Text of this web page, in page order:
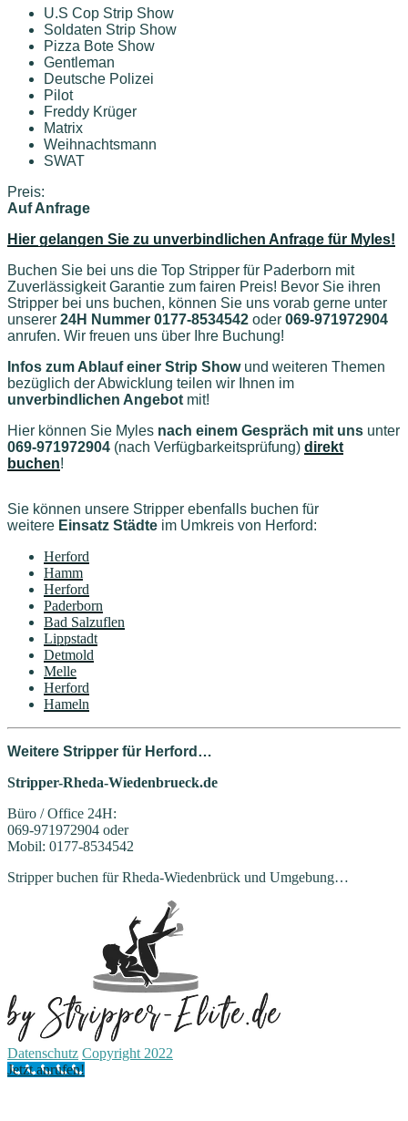
U.S Cop Strip Show
Soldaten Strip Show
Pizza Bote Show
Gentleman
Deutsche Polizei
Pilot
Freddy Krüger
Matrix
Weihnachtsmann
SWAT
Preis:
Auf Anfrage
Hier gelangen Sie zu unverbindlichen Anfrage für Myles!
Buchen Sie bei uns die Top Stripper für Paderborn mit
Zuverlässigkeit Garantie zum fairen Preis! Bevor Sie ihren
Stripper bei uns buchen, können Sie uns vorab gerne unter
unserer 24H Nummer 0177-8534542 oder 069-971972904
anrufen. Wir freuen uns über Ihre Buchung!
Infos zum Ablauf einer Strip Showund weiteren Themen
bezüglich der Abwicklung teilen wir Ihnen im
unverbindlichen Angebot mit!
Hier können Sie Myles nach einem Gespräch mit uns unter
069-971972904 (nach Verfügbarkeitsprüfung) direkt
buchen!
Sie können unsere Stripper ebenfalls buchen für
weitere Einsatz Städte im Umkreis von Herford:
Herford
Hamm
Herford
Paderborn
Bad Salzuflen
Lippstadt
Detmold
Melle
Herford
Hameln
Weitere Stripper für Herford…
Stripper-Rheda-Wiedenbrueck.de
Büro / Office 24H:
069-971972904 oder
Mobil: 0177-8534542
Stripper buchen für Rheda-Wiedenbrück und Umgebung…
Datenschutz Copyright 2022
Jetzt anrufen!